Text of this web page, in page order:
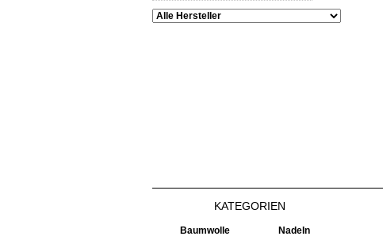
KATEGORIEN
Baumwolle
Nadeln